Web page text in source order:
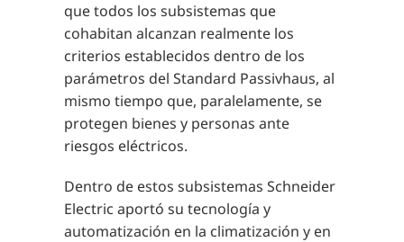
que todos los subsistemas que
cohabitan alcanzan realmente los
criterios establecidos dentro de los
parámetros del Standard Passivhaus, al
mismo tiempo que, paralelamente, se
protegen bienes y personas ante
riesgos eléctricos.
Dentro de estos subsistemas Schneider
Electric aportó su tecnología y
automatización en la climatización y en